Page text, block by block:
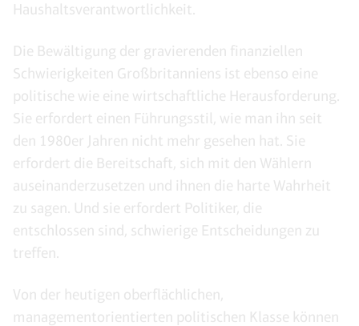
Haushaltsverantwortlichkeit.
Die Bewältigung der gravierenden finanziellen
Schwierigkeiten Großbritanniens ist ebenso eine
politische wie eine wirtschaftliche Herausforderung.
Sie erfordert einen Führungsstil, wie man ihn seit
den 1980er Jahren nicht mehr gesehen hat. Sie
erfordert die Bereitschaft, sich mit den Wählern
auseinanderzusetzen und ihnen die harte Wahrheit
zu sagen. Und sie erfordert Politiker, die
entschlossen sind, schwierige Entscheidungen zu
treffen.
Von der heutigen oberflächlichen,
managementorientierten politischen Klasse können